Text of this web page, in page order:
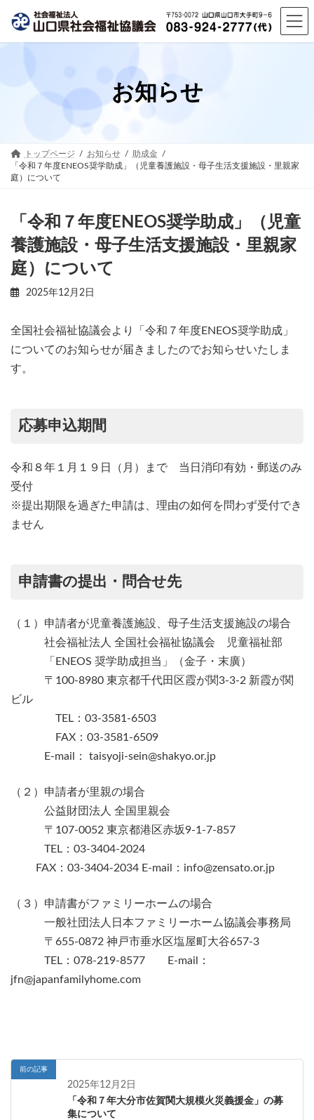
お知らせ
トップページ お知らせ
助成金
「令和７年度ENEOS奨学助成」（児童養護施設・母子生活支援施設・里親家
庭）について
「令和７年度ENEOS奨学助成」（児童
養護施設・母子生活支援施設・里親家
庭）について
2025年12月2日
全国社会福祉協議会より「令和７年度ENEOS奨学助成」
についてのお知らせが届きましたのでお知らせいたしま
す。
応募申込期間
令和８年１月１９日（月）まで 当日消印有効・郵送のみ
受付
※提出期限を過ぎた申請は、理由の如何を問わず受付でき
ません
申請書の提出・問合せ先
（１）申請者が児童養護施設、母子生活支援施設の場合
社会福祉法人 全国社会福祉協議会 児童福祉部
「ENEOS 奨学助成担当」（金子・末廣）
〒100-8980 東京都千代田区霞が関3-3-2 新霞が関
ビル
TEL：03-3581-6503
FAX：03-3581-6509
E-mail： taisyoji-sein@shakyo.or.jp
（２）申請者が里親の場合
公益財団法人 全国里親会
〒107-0052 東京都港区赤坂9-1-7-857
TEL：03-3404-2024
FAX：03-3404-2034 E-mail：info@zensato.or.jp
（３）申請書がファミリーホームの場合
一般社団法人日本ファミリーホーム協議会事務局
〒655-0872 神戸市垂水区塩屋町大谷657-3
TEL：078-219-8577 E-mail：
jfn@japanfamilyhome.com
前の記事
「令和７年大分市佐賀関大規模火災義援金」の募
集について
2025年12月2日